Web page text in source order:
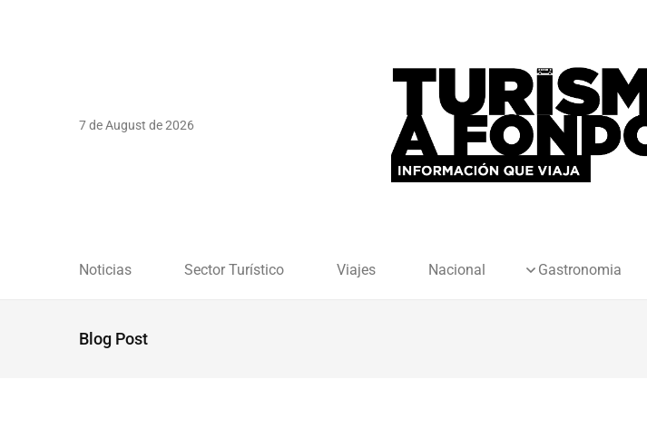
7 de August de 2026
Noticias Sector Turístico Viajes Nacional Gastronomia
Blog Post